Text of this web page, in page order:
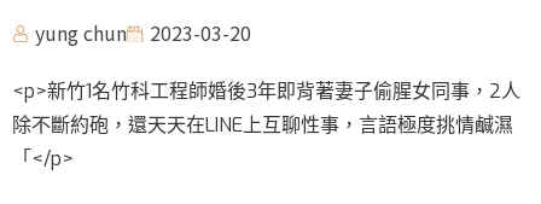
yung chun 2023-03-20
<p>新竹1名竹科工程師婚後3年即背著妻子偷腥女同事，2人
除不斷約砲，還天天在LINE上互聊性事，言語極度挑情鹹濕
「</p>